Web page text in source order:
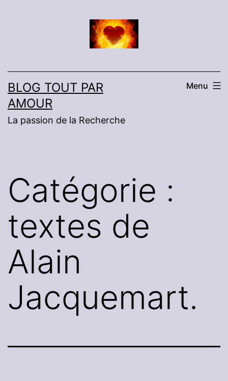
BLOG TOUT PAR
AMOUR
La passion de la Recherche
Menu
Catégorie :
textes de
Alain
Jacquemart.